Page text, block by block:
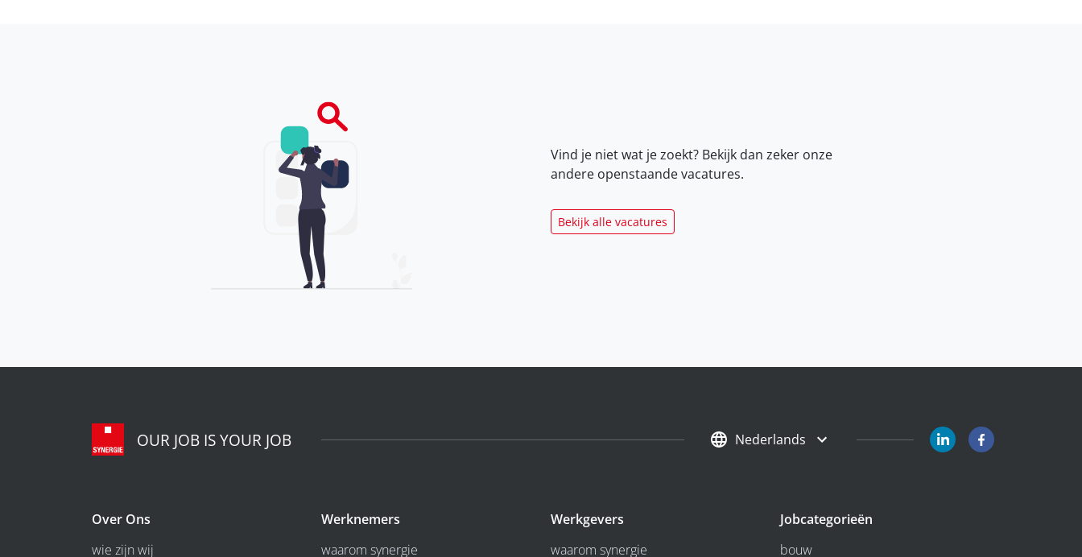
Vind je niet wat je zoekt? Bekijk dan zeker onze
andere openstaande vacatures.
Bekijk alle vacatures
OUR JOB IS YOUR JOB Nederlands
Over Ons
wie zijn wij
Werknemers
waarom synergie
Werkgevers
waarom synergie
Jobcategorieën
bouw